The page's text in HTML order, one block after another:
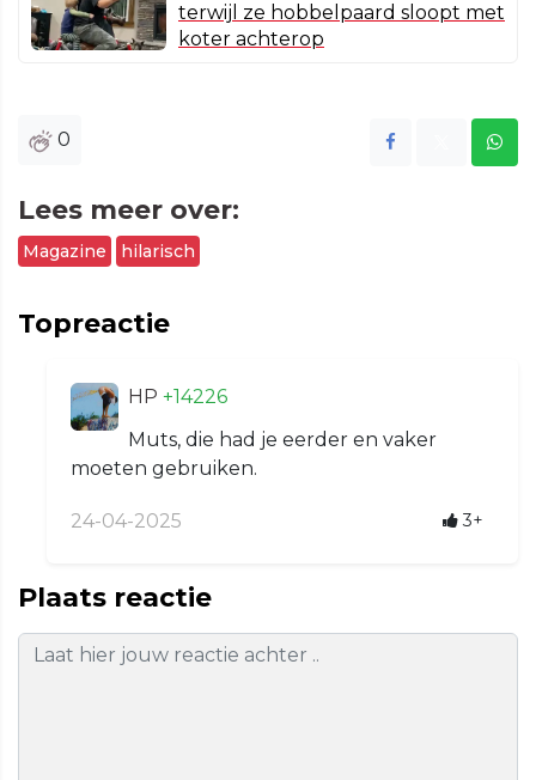
terwijl ze hobbelpaard sloopt met
koter achterop
0
Lees meer over:
Magazine hilarisch
Topreactie
HP +14226
Muts, die had je eerder en vaker
moeten gebruiken.
24-04-2025 3+
Plaats reactie